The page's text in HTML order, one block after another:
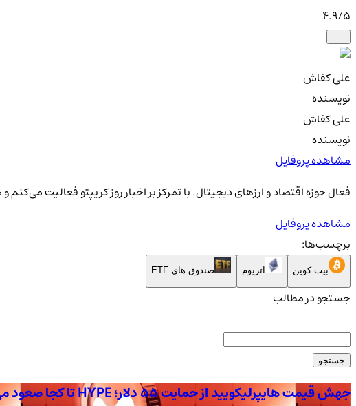
4.9/5
علی کفاش
نویسنده
علی کفاش
نویسنده
مشاهده پروفایل
فعال حوزه اقتصاد و ارزهای دیجیتال. با تمرکز بر اخبار روز کریپتو فعالیت
مشاهده پروفایل
برچسب‌ها:
بیت کوین اتریوم صندوق های ETF
جستجو در مطالب
جستجو
جهش قیمت هایپرلیکویید از حمایت 55 دلار؛ HYPE تا کجا صعود می‌کند؟